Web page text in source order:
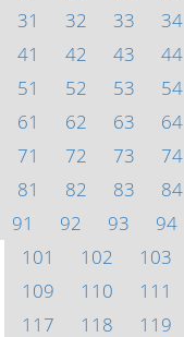
31
32 33 34
41
42 43 44
51
52 53 54
61
62 63 64
71
72 73 74
81
82 83 84
91
92 93 94
101
102 103
109
110 111
117
118 119